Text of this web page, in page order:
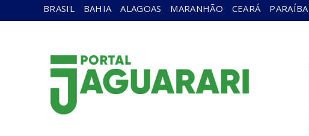
BRASIL BAHIA ALAGOAS MARANHÃO CEARÁ PARAÍBA